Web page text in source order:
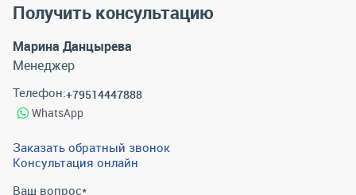
Получить консультацию
Марина Данцырева
Менеджер
Телефон:+79514447888
WhatsApp
Заказать обратный звонок
Консультация онлайн
Ваш вопрос*